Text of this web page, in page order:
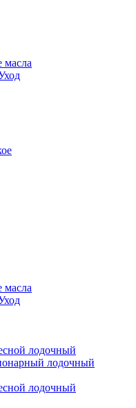
масла
масла
лодочный
лодочный
лодочный